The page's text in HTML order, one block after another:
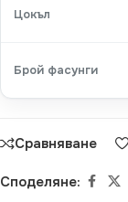
Цокъл
Брой фасунги
Сравняване
Споделяне: